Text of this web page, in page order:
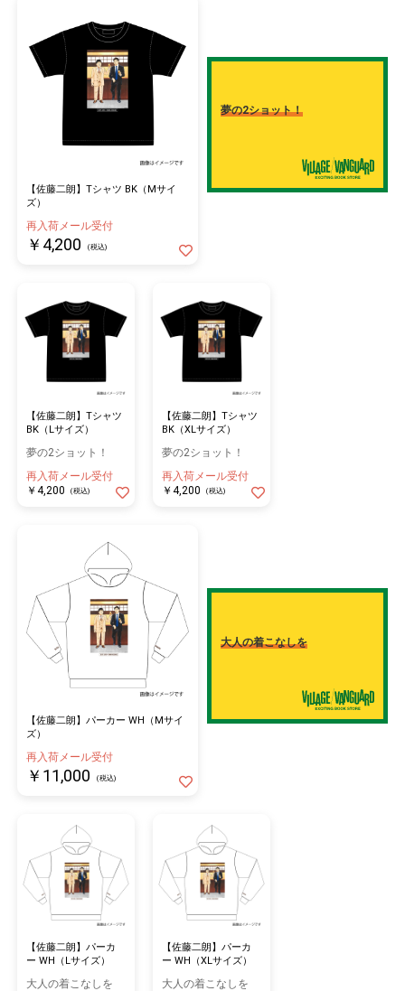
【佐藤二朗】Tシャツ BK（Mサイ
ズ）
再入荷メール受付
￥4,200 (税込)
夢の2ショット！
【佐藤二朗】Tシャツ
BK（Lサイズ）
夢の2ショット！
再入荷メール受付
￥4,200
(税込)
【佐藤二朗】Tシャツ
BK（XLサイズ）
夢の2ショット！
再入荷メール受付
￥4,200
(税込)
【佐藤二朗】パーカー WH（Mサイ
ズ）
再入荷メール受付
￥11,000 (税込)
大人の着こなしを
【佐藤二朗】パーカ
ー WH（Lサイズ）
大人の着こなしを
【佐藤二朗】パーカ
ー WH（XLサイズ）
大人の着こなしを